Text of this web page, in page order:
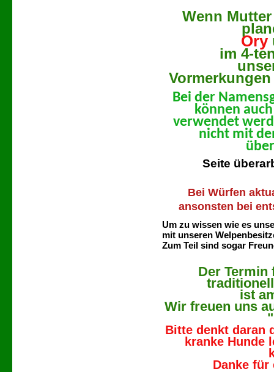
Wenn
Ory
im 4-
Bei der
können
verwendet
nicht mit
Seite
Bei Würfen
ansonsten bei
Um zu wissen wie es
mit unseren
Zum Teil sind sogar
Der Termin
ist
Wir freuen uns
Bitte denkt daran
kranke Hunde
Danke für